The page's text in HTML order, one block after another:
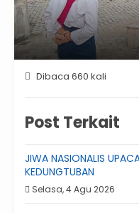
Dibaca 660 kali
Post Terkait
JIWA NASIONALIS
KEDUNGTUBAN
Selasa, 4 Agu 2026